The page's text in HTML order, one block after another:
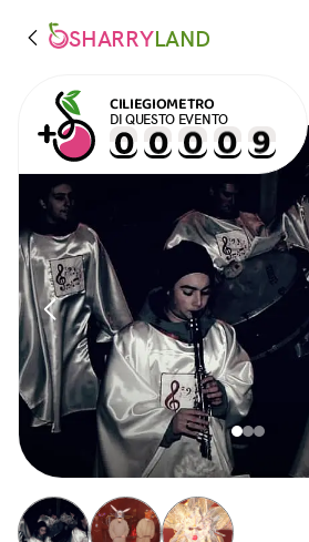
SHARRYLAND
CILIEGIOMETRO
DI QUESTO EVENTO